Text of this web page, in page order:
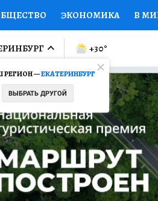
ЭКОНОМИКА В
ПРОИСШЕСТВИЯ
МИР Я ЗНАЮ СЕМЬЯ
СЕРИАЛЫ
КОНКУРСЫ
РЕГИОН —ЕКАТЕРИНБУРГ
ВЫБРАТЬ ДРУГОЙ
+30°